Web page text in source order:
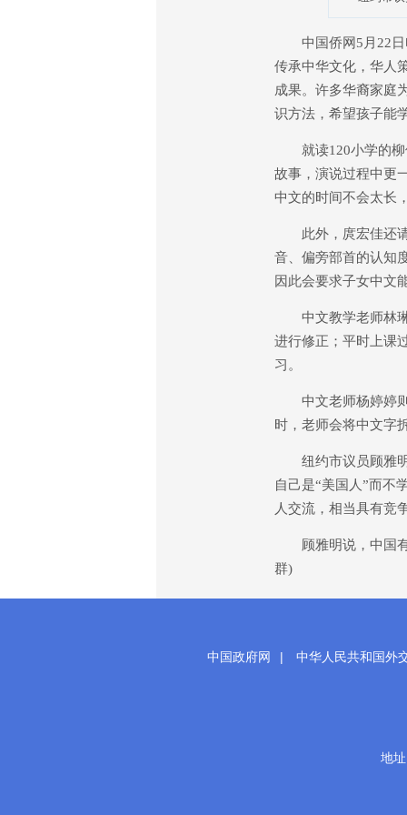
中国侨网5月22日
传承中华文化，华人
成果。许多华裔家庭
识方法，希望孩子能
就读120小学的柳
故事，演说过程中更
中文的时间不会太长
此外，庹宏佳还请
音、偏旁部首的认知
因此会要求子女中文
中文教学老师林琳
进行修正；平时上课
习。
中文老师杨婷婷则
时，老师会将中文字
纽约市议员顾雅明
自己是“美国人”而不
人交流，相当具有竞
顾雅明说，中国有
群)
中国政府网 | 中华人民共和国外
地